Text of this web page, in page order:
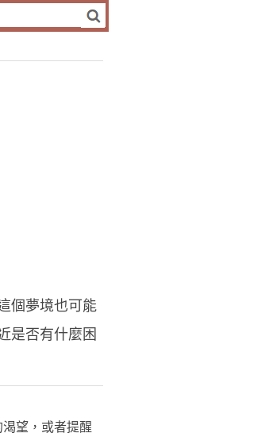
個夢境也可能
是否有什麼困
望，或者提醒